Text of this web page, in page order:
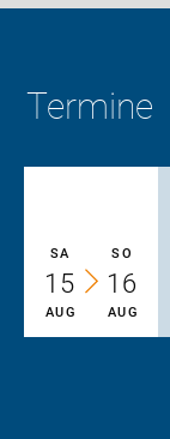
Termine
SA SO
15 16
AUG AUG